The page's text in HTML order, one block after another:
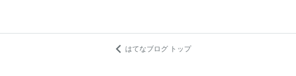
はてなブログ トップ